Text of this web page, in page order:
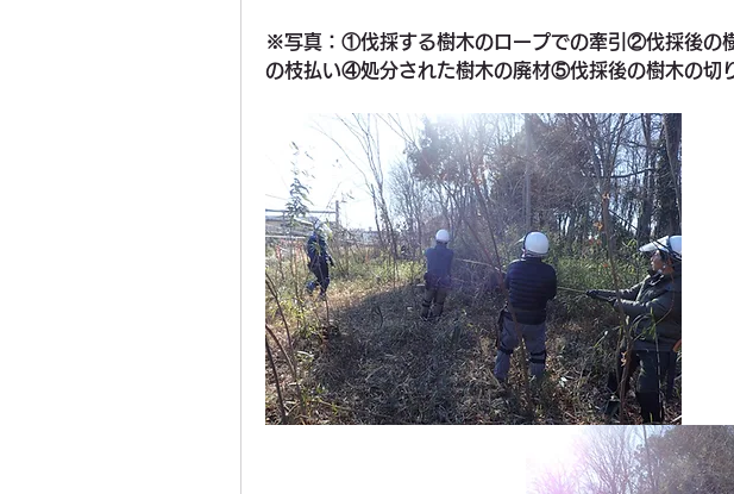
※写真：①伐採する樹木のロープでの牽引②伐採後の
の枝払い④処分された樹木の廃材⑤伐採後の樹木の切